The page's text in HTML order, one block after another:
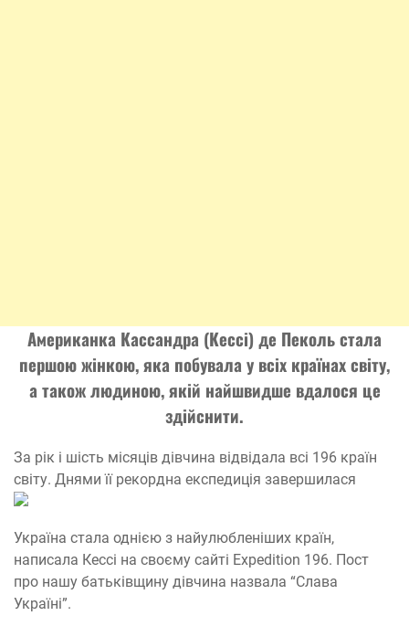
Американка Кассандра (Кессі) де Пекольстала
першою жінкою, яка побувала у всіх країнах світу,
а також людиною, якій найшвидше вдалося це
здійснити.
За рік і шість місяців дівчина відвідала всі 196 країн
світу. Днями її рекордна експедиція завершилася
Україна стала однією з найулюбленіших країн,
написала Кессі на своєму сайті Expedition 196. Пост
про нашу батьківщину дівчина назвала “Слава
Україні”.